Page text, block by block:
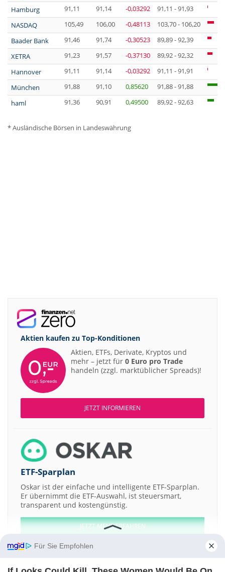
Hamburg
91,11 91,14 -0,03292
91,11 - 91,93
NASDAQ
105,49 106,00 -0,48113
103,70 - 106,20
Baader Bank
91,46 91,74 -0,30523
89,89 - 92,39
XETRA
91,23 91,57 -0,37130
89,92 - 92,32
Hannover
91,11 91,14 -0,03292
91,11 - 91,91
München
91,88 91,10 0,85620
91,88 - 91,88
haml
91,36 90,91 0,49500 89,92 - 92,63
* Ausländische Börsen in Landeswährung
Aktien kaufen zu Top-Konditionen
Aktien, ETFs, Derivate, Kryptos und
mehr – jetzt für 0 Euro pro Trade
handeln (zzgl. marktüblicher Spreads)!
JETZT INFORMIEREN
ETF-Sparplan
Oskar ist der einfache und intelligente ETF-Sparplan.
Er übernimmt die ETF-Auswahl, ist steuersmart,
transparent und kostengünstig.
JETZT MEHR ERFAHREN
Für Sie Empfohlen